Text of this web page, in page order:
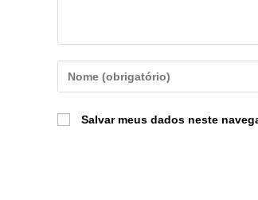
Salvar meus dados neste